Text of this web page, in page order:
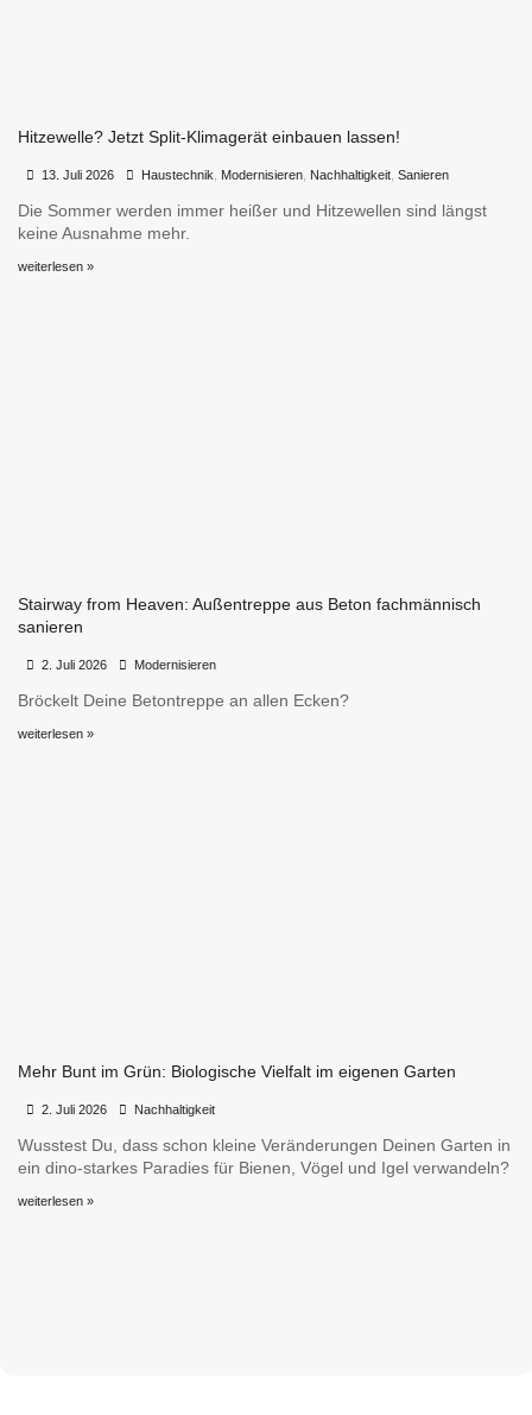
Hitzewelle? Jetzt Split-Klimagerät einbauen lassen!
13. Juli 2026 Haustechnik Modernisieren Nachhaltigkeit Sanieren
Die Sommer werden immer heißer und Hitzewellen sind längst
keine Ausnahme mehr.
weiterlesen »
Stairway from Heaven: Außentreppe aus Beton fachmännisch
sanieren
2. Juli 2026 Modernisieren
Bröckelt Deine Betontreppe an allen Ecken?
weiterlesen »
Mehr Bunt im Grün: Biologische Vielfalt im eigenen Garten
2. Juli 2026 Nachhaltigkeit
Wusstest Du, dass schon kleine Veränderungen Deinen Garten in
ein dino-starkes Paradies für Bienen, Vögel und Igel verwandeln?
weiterlesen »